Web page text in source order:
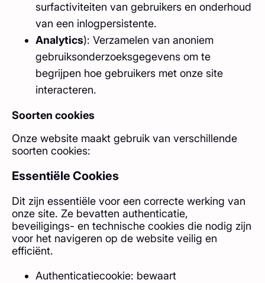
surfactiviteiten van gebruikers en onderhoud
van een inlogpersistente.
Analytics): Verzamelen van anoniem
gebruiksonderzoeksgegevens om te
begrijpen hoe gebruikers met onze site
interacteren.
Soorten cookies
Onze website maakt gebruik van verschillende
soorten cookies:
Essentiële Cookies
Dit zijn essentiële voor een correcte werking van
onze site. Ze bevatten authenticatie,
beveiligings- en technische cookies die nodig zijn
voor het navigeren op de website veilig en
efficiënt.
Authenticatiecookie: bewaart